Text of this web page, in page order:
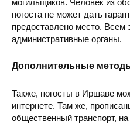
погоста не может дать
предоставлено место. Всем
административные органы.
Дополнительные
Также, погосты в Иршаве
интернете. Там же,
общественный транспорт,